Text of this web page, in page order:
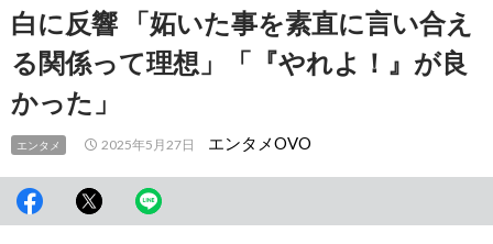
白に反響 「妬いた事を素直に言い合え
る関係って理想」「『やれよ！』が良
かった」
エンタメ 2025年5月27日 エンタメOVO